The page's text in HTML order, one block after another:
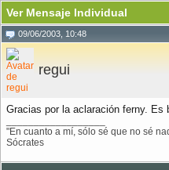
Ver Mensaje Individual
09/06/2003, 10:48
regui
Gracias por la aclaración ferny. Es
"En cuanto a mí, sólo sé que no sé
Sócrates